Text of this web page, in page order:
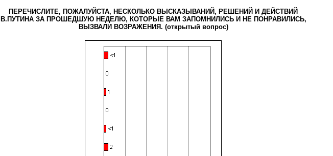
ПЕРЕЧИСЛИТЕ, ПОЖАЛУЙСТА, НЕСКОЛЬКО ВЫСКАЗЫВАНИЙ, РЕШЕНИЙ И ДЕЙСТВИЙ
В.ПУТИНА ЗА ПРОШЕДШУЮ НЕДЕЛЮ, КОТОРЫЕ ВАМ ЗАПОМНИЛИСЬ И НЕ ПОНРАВИЛИСЬ,
ВЫЗВАЛИ ВОЗРАЖЕНИЯ. (открытый вопрос)